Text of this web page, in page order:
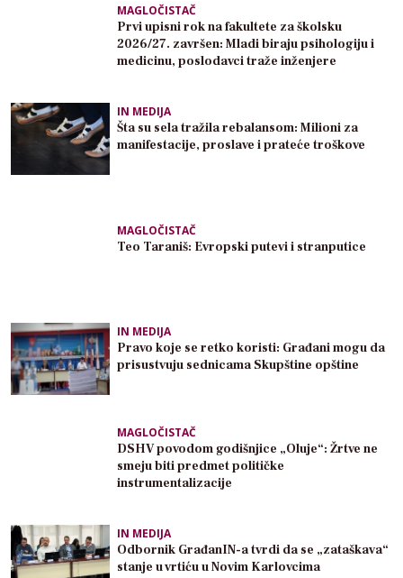
MAGLOČISTAČ
Prvi upisni rok na fakultete za školsku
2026/27. završen: Mladi biraju psihologiju i
medicinu, poslodavci traže inženjere
IN MEDIJA
Šta su sela tražila rebalansom: Milioni za
manifestacije, proslave i prateće troškove
MAGLOČISTAČ
Teo Taraniš: Evropski putevi i stranputice
IN MEDIJA
Pravo koje se retko koristi: Građani mogu da
prisustvuju sednicama Skupštine opštine
MAGLOČISTAČ
DSHV povodom godišnjice „Oluje“: Žrtve ne
smeju biti predmet političke
instrumentalizacije
IN MEDIJA
Odbornik GrađanIN-a tvrdi da se „zataškava“
stanje u vrtiću u Novim Karlovcima